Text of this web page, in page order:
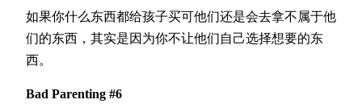
如果你什么东西都给孩子买可他们还是会去拿不属于他
们的东西，其实是因为你不让他们自己选择想要的东
西。
Bad Parenting #6